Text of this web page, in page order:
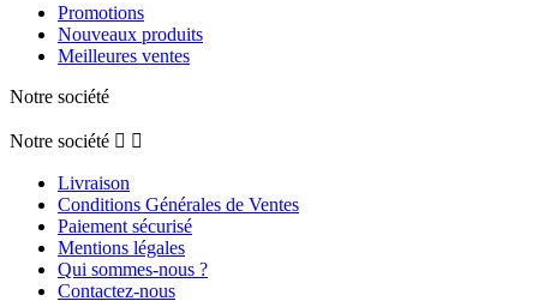
Promotions
Nouveaux produits
Meilleures ventes
Notre société
Notre société  
Livraison
Conditions Générales de Ventes
Paiement sécurisé
Mentions légales
Qui sommes-nous ?
Contactez-nous